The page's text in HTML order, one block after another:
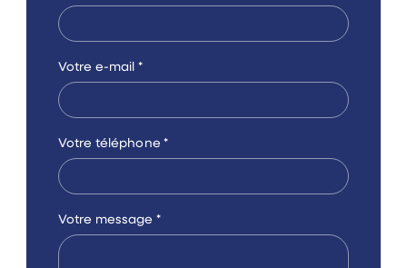
Votre e-mail *
Votre téléphone *
Votre message *